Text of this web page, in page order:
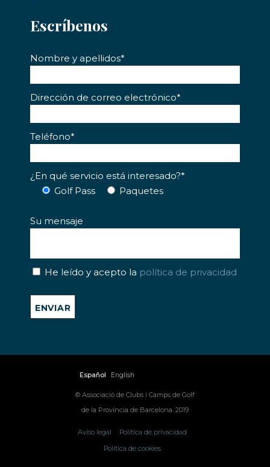
Escríbenos
Nombre y apellidos*
Dirección de correo electrónico*
Teléfono*
¿En qué servicio está interesado?*
Golf Pass
Paquetes
Su mensaje
He leído y acepto la política de privacidad
Español English
© Associació de Clubs i Camps de Golf
de la Província de Barcelona. 2019
Aviso legal
Política de privacidad
Política de cookies